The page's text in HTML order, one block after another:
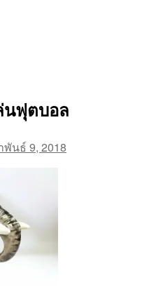
นฟุตบอล
นธ์ 9, 2018